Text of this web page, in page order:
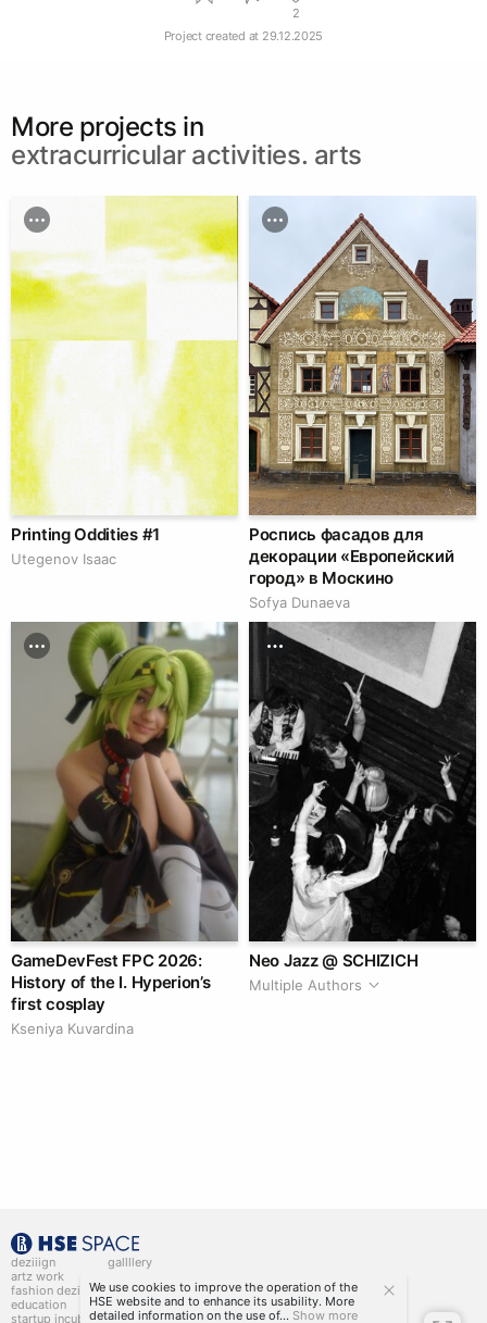
2
Project created at 29.12.2025
More projects in
extracurricular activities. arts
Printing Oddities #1
Utegenov Isaac
Роспись фасадов для
декорации «Европейский
город» в Москино
Sofya Dunaeva
GameDevFest FPC 2026:
History of the I. Hyperion’s
first cosplay
Kseniya Kuvardina
Neo Jazz @ SCHIZICH
Multiple Authors
deziiign
artz work
fashion deziiign
education
startup incubator
gallllery
kiiids.art
We use cookies to improve the operation of the
HSE website and to enhance its usability. More
detailed information on the use of... Show more